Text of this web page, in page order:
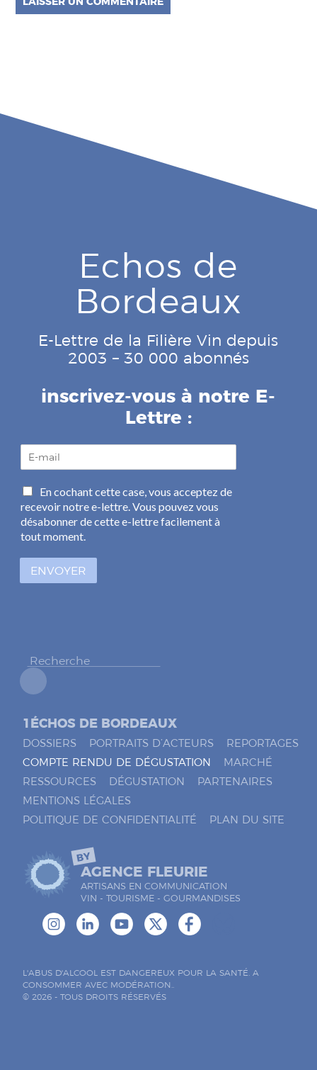
Echos de
Bordeaux
E-Lettre de la Filière Vin depuis
2003 – 30 000 abonnés
inscrivez-vous à notre E-
Lettre :
a
i
l
*
C
a
s
e
à
En cochant cette case, vous acceptez de
recevoir notre e-lettre. Vous pouvez vous
désabonner de cette e-lettre facilement à
tout moment.
ENVOYER
1ÉCHOS DE BORDEAUX
DOSSIERS PORTRAITS D’ACTEURS
REPORTAGES
COMPTE RENDU DE DÉGUSTATION
MARCHÉ
RESSOURCES
DÉGUSTATION
PARTENAIRES
MENTIONS LÉGALES
POLITIQUE DE CONFIDENTIALITÉ
PLAN DU SITE
BY
AGENCE FLEURIE
ARTISANS EN COMMUNICATION
VIN - TOURISME - GOURMANDISES
L'ABUS D'ALCOOL EST DANGEREUX POUR LA SANTÉ. A
CONSOMMER AVEC MODÉRATION..
© 2026 - TOUS DROITS RÉSERVÉS